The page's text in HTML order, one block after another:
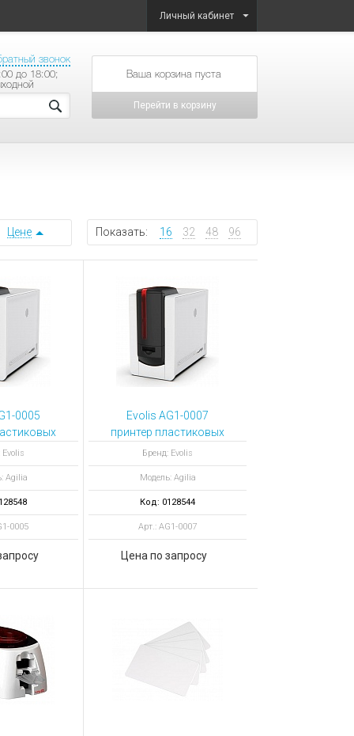
Личный кабинет
звонок
до 18:00;
товаров на сумму
Перейти в корзину
Показать: 16 32 48 96
Цене
0005
Simplex
Evolis
Agilia
0005
Evolis AG1-0007
принтер пластиковых
карт Agilia Simplex
Expert Smart,
односторонний
Бренд: Evolis
Модель: Agilia
Код: 0128544
Арт.: AG1-0007
Цена по запросу